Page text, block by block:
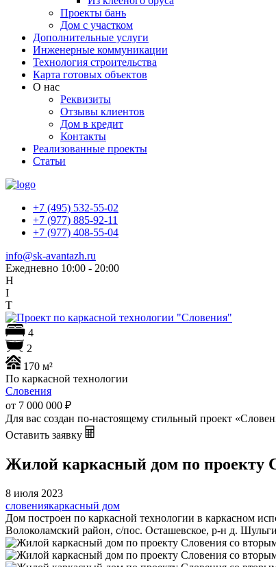
Проекты бань
Дом с участком
Дополнительные услуги
Инженерные коммуникации
Технология строительства
Карта готовых объектов
О нас
Реквизиты
Отзывы клиентов
Дом в кредит
Контакты
Реализованные проекты
Статьи
+7 (495) 532-55-02
+7 (977) 885-92-11
+7 (977) 408-55-04
info@sk-avantazh.ru
Ежедневно 10:00 - 20:00
H
I
T
4
2
170 м²
По каркасной технологии
Словения
от 7 000 000 ₽
Для вас создан по-настоящему стильный проект
Оставить заявку
Жилой каркасный дом по проекту
8 июля 2023
словениякаркасный дом
Дом построен по каркасной технологии в каркасном
Волоколамский район, с/пос. Осташевское, р-н д.